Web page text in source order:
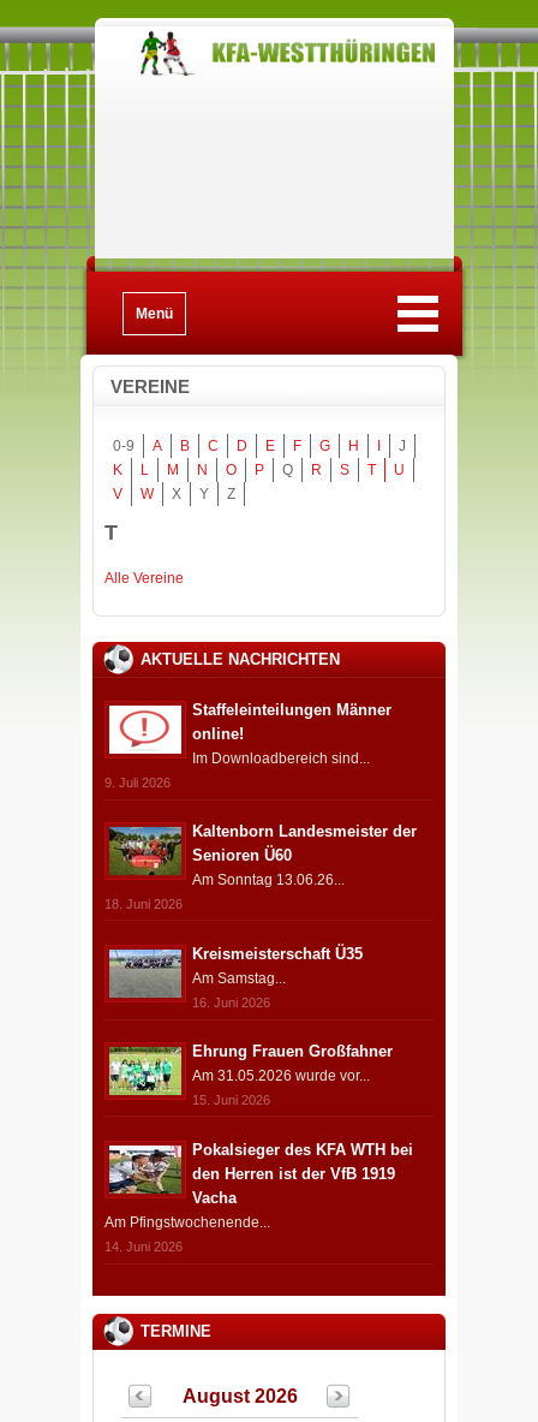
Menü
VEREINE
0-9 A B C D E F G H
J
K
L M N O P Q R S T
U
V
W X Y Z
T
Alle Vereine
AKTUELLE NACHRICHTEN
Staffeleinteilungen Männer
online!
Im Downloadbereich sind...
9. Juli 2026
Kaltenborn Landesmeister der
Senioren Ü60
Am Sonntag 13.06.26...
18. Juni 2026
Kreismeisterschaft Ü35
Am Samstag...
16. Juni 2026
Ehrung Frauen Großfahner
Am 31.05.2026 wurde vor...
15. Juni 2026
Pokalsieger des KFA WTH bei
den Herren ist der VfB 1919
Vacha
Am Pfingstwochenende...
14. Juni 2026
TERMINE
August 2026